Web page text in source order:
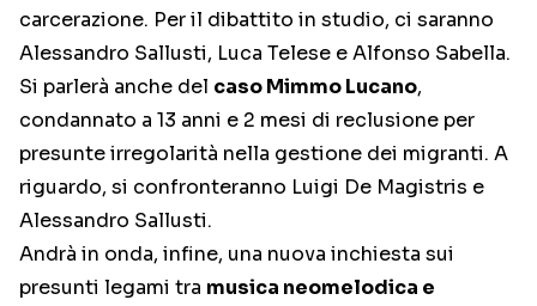
carcerazione. Per il dibattito in studio, ci saranno
Alessandro Sallusti, Luca Telese e Alfonso Sabella.
Si parlerà anche del caso Mimmo Lucano,
condannato a 13 anni e 2 mesi di reclusione per
presunte irregolarità nella gestione dei migranti. A
riguardo, si confronteranno Luigi De Magistris e
Alessandro Sallusti.
Andrà in onda, infine, una nuova inchiesta sui
presunti legami tra musica neomelodica e